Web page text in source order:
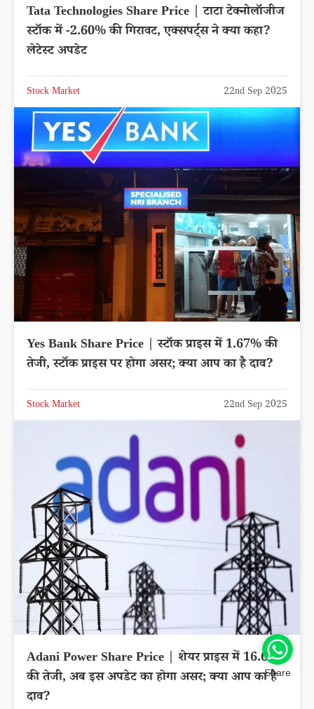
Tata Technologies Share Price | टाटा टेक्नोलॉजीज
स्टॉक में -2.60% की गिरावट, एक्सपर्ट्स ने क्या कहा?
लेटेस्ट अपडेट
Stock Market 22nd Sep 2025
Yes Bank Share Price | स्टॉक प्राइस में 1.67% की
तेजी, स्टॉक प्राइस पर होगा असर; क्या आप का है दाव?
Stock Market 22nd Sep 2025
Adani Power Share Price | शेयर प्राइस में 16.65%
की तेजी, अब इस अपडेट का होगा असर; क्या आप का है
दाव?
Share